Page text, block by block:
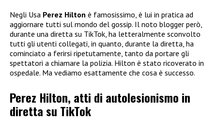
Negli Usa Perez Hilton è famosissimo, è lui in pratica ad
aggiornare tutti sul mondo del gossip. Il noto blogger però,
durante una diretta su TikTok, ha letteralmente sconvolto
tutti gli utenti collegati, in quanto, durante la diretta, ha
cominciato a ferirsi ripetutamente, tanto da portare gli
spettatori a chiamare la polizia. Hilton è stato ricoverato in
ospedale. Ma vediamo esattamente che cosa è successo.
Perez Hilton, atti di autolesionismo in
diretta su TikTok